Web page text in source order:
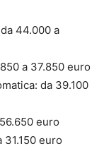
44.000 a
a 37.850 euro
da 39.100
euro
euro